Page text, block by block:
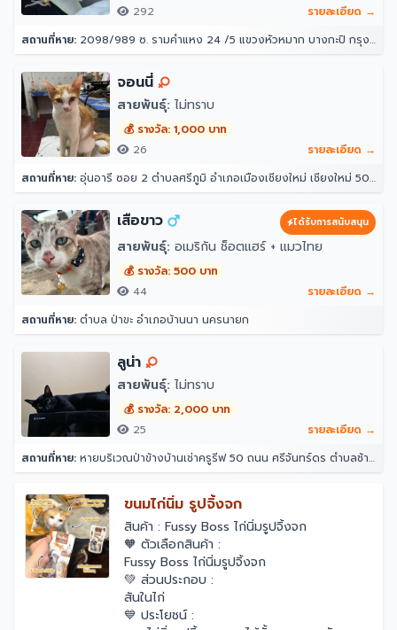
292
รายละเอียด →
สถานที่หาย: 2098/989 ซ. รามคำแหง 24 /5 แขวงหัวหมาก บางกะปิ กรุงเทพมหานคร 10240
จอนนี่
สายพันธุ์: ไม่ทราบ
💰 รางวัล: 1,000 บาท
26
รายละเอียด →
สถานที่หาย: อุ่นอารี ซอย 2 ตำบลศรีภูมิ อำเภอเมืองเชียงใหม่ เชียงใหม่ 50300
เสือขาว ได้รับการสนับสนุน
สายพันธุ์: อเมริกัน ช็อตแฮร์ + แมวไทย
💰 รางวัล: 500 บาท
44
รายละเอียด →
สถานที่หาย: ตำบล ป่าขะ อำเภอบ้านนา นครนายก
ลูน่า
สายพันธุ์: ไม่ทราบ
💰 รางวัล: 2,000 บาท
25
รายละเอียด →
สถานที่หาย: หายบริเวณป่าข้างบ้านเช่าครูรีฟ 50 ถนน ศรีจันทร์ดร ตำบลช้างคลาน อำเภอเมืองเชียงใหม่ เชียงใหม่ 50100
ขนมไก่นิ่ม รูปจิ้งจก
สินค้า : Fussy Boss ไก่นิ่มรูปจิ้งจก
🧡 ตัวเลือกสินค้า :
Fussy Boss ไก่นิ่มรูปจิ้งจก
💚 ส่วนประกอบ :
สันในไก่
💙 ประโยชน์ :